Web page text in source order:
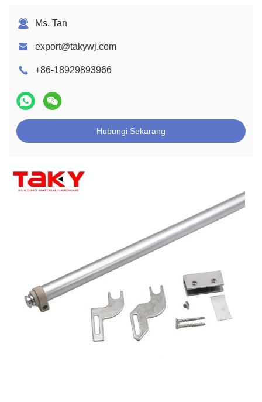
Ms. Tan
export@takywj.com
+86-18929893966
Hubungi Sekarang